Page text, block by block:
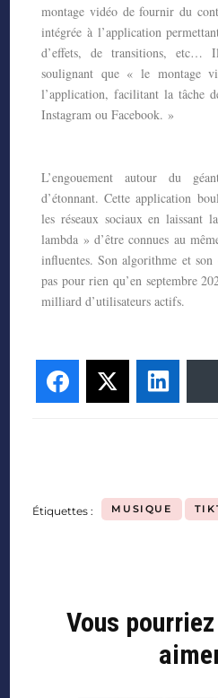
montage vidéo de fournir du
intégrée à l’application
d’effets, de transitions,
soulignant que « le montage
l’application, facilitant la tâche
Instagram ou Facebook. »
L’engouement autour du
d’étonnant. Cette application
les réseaux sociaux en laissant
lambda » d’être connues au
influentes. Son algorithmeet son
pas pour rien qu’en septembre
milliard d’utilisateurs actifs.
Facebook
Twitter
Étiquettes : MUSIQUE
Vous